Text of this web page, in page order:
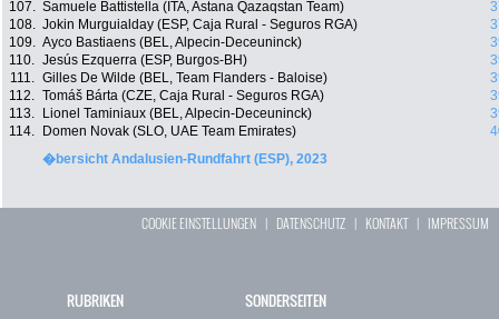
107. Samuele Battistella (ITA, Astana Qazaqstan Team)
108. Jokin Murguialday (ESP, Caja Rural - Seguros RGA)
109. Ayco Bastiaens (BEL, Alpecin-Deceuninck)
110. Jesús Ezquerra (ESP, Burgos-BH)
111. Gilles De Wilde (BEL, Team Flanders - Baloise)
112. Tomáš Bárta (CZE, Caja Rural - Seguros RGA)
113.
Lionel Taminiaux (BEL, Alpecin-Deceuninck)
114.
Domen Novak (SLO, UAE Team Emirates)
�bersicht Andalusien-Rundfahrt (ESP), 2023
COOKIE EINSTELLUNGEN | DATENSCHUTZ | KONTAKT| IMPRESSUM
RUBRIKEN SONDERSEITEN